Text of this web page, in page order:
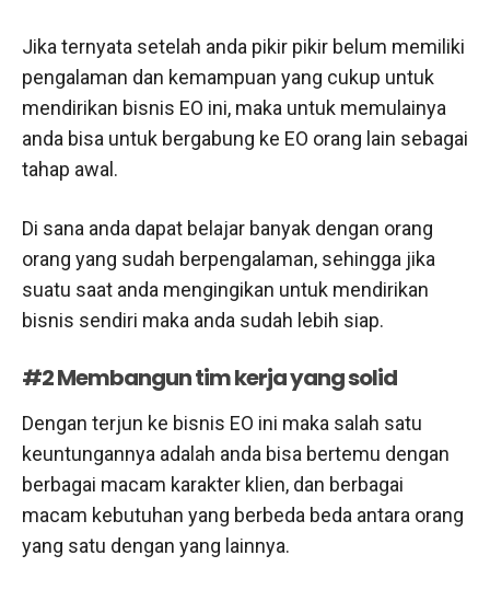
Jika ternyata setelah anda pikir pikir belum memiliki
pengalaman dan kemampuan yang cukup untuk
mendirikan bisnis EO ini, maka untuk memulainya
anda bisa untuk bergabung ke EO orang lain sebagai
tahap awal.
Di sana anda dapat belajar banyak dengan orang
orang yang sudah berpengalaman, sehingga jika
suatu saat anda mengingikan untuk mendirikan
bisnis sendiri maka anda sudah lebih siap.
#2 Membangun tim kerja yang solid
Dengan terjun ke bisnis EO ini maka salah satu
keuntungannya adalah anda bisa bertemu dengan
berbagai macam karakter klien, dan berbagai
macam kebutuhan yang berbeda beda antara orang
yang satu dengan yang lainnya.